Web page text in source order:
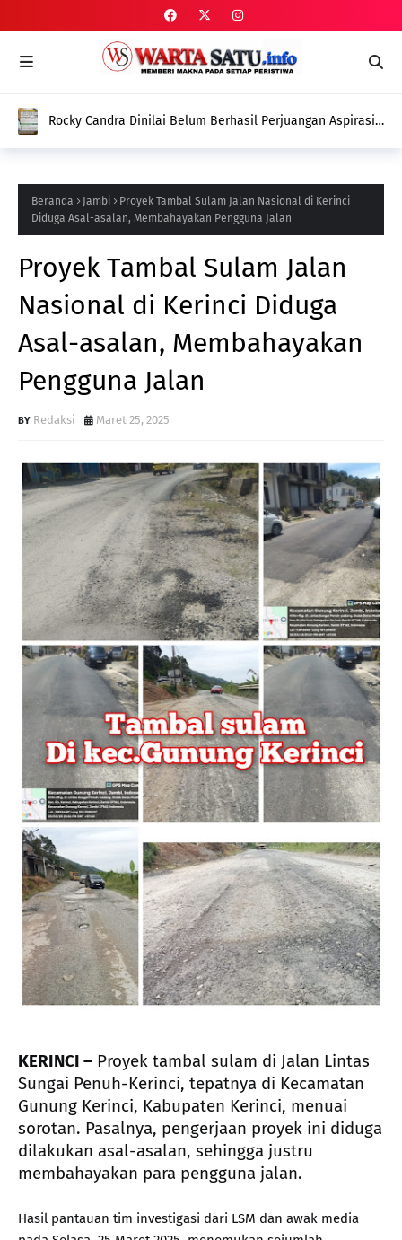
Rocky Candra Dinilai Belum Berhasil Perjuangan Aspirasi
Beranda Jambi
Proyek Tambal Sulam Jalan Nasional di Kerinci
Diduga Asal-asalan, Membahayakan Pengguna Jalan
Proyek Tambal Sulam Jalan
Nasional di Kerinci Diduga
Asal-asalan, Membahayakan
Pengguna Jalan
Redaksi Maret 25, 2025
KERINCI – Proyek tambal sulam di Jalan Lintas
Sungai Penuh-Kerinci, tepatnya di Kecamatan
Gunung Kerinci, Kabupaten Kerinci, menuai
sorotan. Pasalnya, pengerjaan proyek ini diduga
dilakukan asal-asalan, sehingga justru
membahayakan para pengguna jalan.
Hasil pantauan tim investigasi dari LSM dan awak media